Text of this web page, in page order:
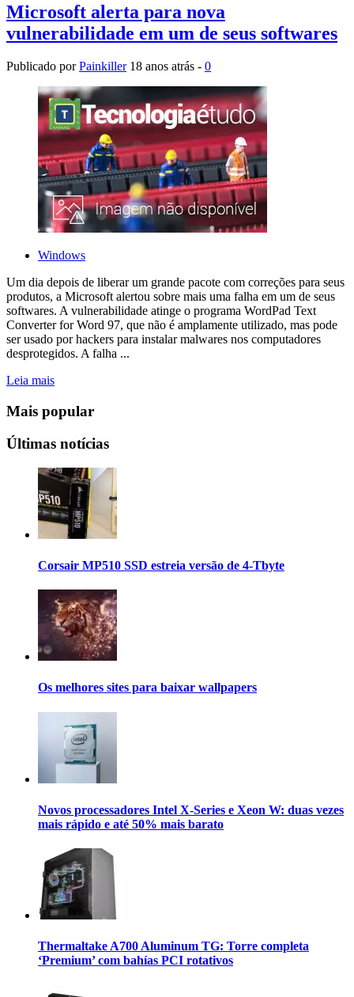
Microsoft alerta para nova
vulnerabilidade em um de seus softwares
Publicado porPainkiller 18 anos atrás - 0
Windows
Um dia depois de liberar um grande pacote com correções para seus
produtos, a Microsoft alertou sobre mais uma falha em um de seus
softwares. A vulnerabilidade atinge o programa WordPad Text
Converter for Word 97, que não é amplamente utilizado, mas pode
ser usado por hackers para instalar malwares nos computadores
desprotegidos. A falha ...
Leia mais
Mais popular
Últimas notícias
Corsair MP510 SSD estreia versão de 4-Tbyte
Os melhores sites para baixar wallpapers
Novos processadores Intel X-Series e Xeon W: duas vezes
mais rápido e até 50% mais barato
Thermaltake A700 Aluminum TG: Torre completa
‘Premium’ com bahías PCI rotativos